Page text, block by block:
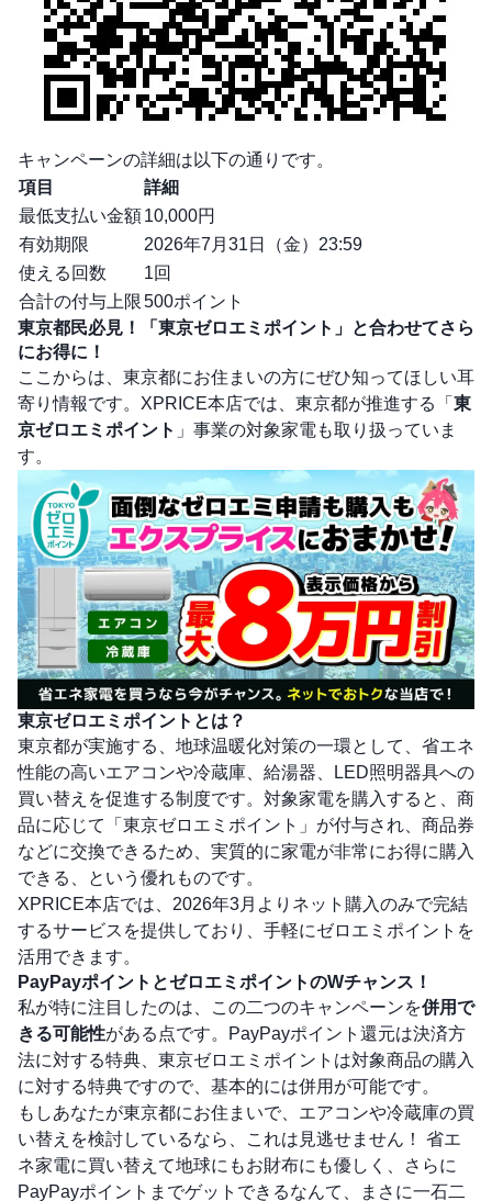
キャンペーンの詳細は以下の通りです。
項目
詳細
最低支払い金額10,000円
有効期限
2026年7月31日（金）23:59
使える回数
1回
合計の付与上限500ポイント
東京都民必見！「東京ゼロエミポイント」と合わせてさら
にお得に！
ここからは、東京都にお住まいの方にぜひ知ってほしい耳
寄り情報です。XPRICE本店では、東京都が推進する「 東
京ゼロエミポイント 」事業の対象家電も取り扱っていま
す。
東京ゼロエミポイントとは？
東京都が実施する、地球温暖化対策の一環として、省エネ
性能の高いエアコンや冷蔵庫、給湯器、LED照明器具への
買い替えを促進する制度です。対象家電を購入すると、商
品に応じて「東京ゼロエミポイント」が付与され、商品券
などに交換できるため、実質的に家電が非常にお得に購入
できる、という優れものです。
XPRICE本店では、2026年3月よりネット購入のみで完結
するサービスを提供しており、手軽にゼロエミポイントを
活用できます。
PayPayポイントとゼロエミポイントのWチャンス！
私が特に注目したのは、この二つのキャンペーンを併用で
きる可能性がある点です。PayPayポイント還元は決済方
法に対する特典、東京ゼロエミポイントは対象商品の購入
に対する特典ですので、基本的には併用が可能です。
もしあなたが東京都にお住まいで、エアコンや冷蔵庫の買
い替えを検討しているなら、これは見逃せません！ 省エ
ネ家電に買い替えて地球にもお財布にも優しく、さらに
PayPayポイントまでゲットできるなんて、まさに一石二